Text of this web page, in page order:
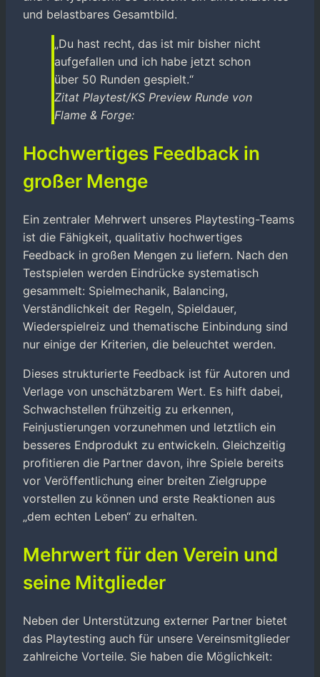
und belastbares Gesamtbild.
„Du hast recht, das ist mir bisher nicht
aufgefallen und ich habe jetzt schon
über 50 Runden gespielt.“
Zitat Playtest/KS Preview Runde von
Flame & Forge:
Hochwertiges Feedback in
großer Menge
Ein zentraler Mehrwert unseres Playtesting-Teams
ist die Fähigkeit, qualitativ hochwertiges
Feedback in großen Mengen zu liefern. Nach den
Testspielen werden Eindrücke systematisch
gesammelt: Spielmechanik, Balancing,
Verständlichkeit der Regeln, Spieldauer,
Wiederspielreiz und thematische Einbindung sind
nur einige der Kriterien, die beleuchtet werden.
Dieses strukturierte Feedback ist für Autoren und
Verlage von unschätzbarem Wert. Es hilft dabei,
Schwachstellen frühzeitig zu erkennen,
Feinjustierungen vorzunehmen und letztlich ein
besseres Endprodukt zu entwickeln. Gleichzeitig
profitieren die Partner davon, ihre Spiele bereits
vor Veröffentlichung einer breiten Zielgruppe
vorstellen zu können und erste Reaktionen aus
„dem echten Leben“ zu erhalten.
Mehrwert für den Verein und
seine Mitglieder
Neben der Unterstützung externer Partner bietet
das Playtesting auch für unsere Vereinsmitglieder
zahlreiche Vorteile. Sie haben die Möglichkeit: